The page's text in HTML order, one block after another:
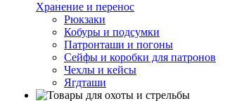
Хранение и перенос
Рюкзаки
Кобуры и подсумки
Патронташи и погоны
Сейфы и коробки для патронов
Чехлы и кейсы
Ягдташи